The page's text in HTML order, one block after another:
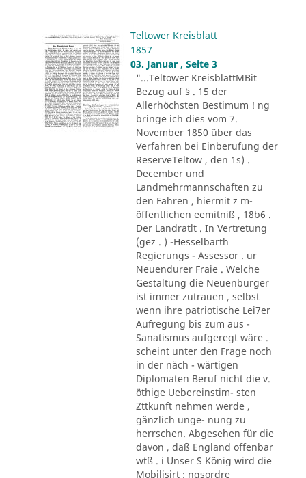
Teltower Kreisblatt
1857
03. Januar , Seite 3
"...Teltower KreisblattMBit
Bezug auf § . 15 der
Allerhöchsten Bestimum ! ng
bringe ich dies vom 7.
November 1850 über das
Verfahren bei Einberufung der
ReserveTeltow , den 1s) .
December und
Landmehrmannschaften zu
den Fahren , hiermit z m-
öffentlichen eemitniß , 18b6 .
Der Landratlt . In Vertretung
(gez . ) -Hesselbarth
Regierungs - Assessor . ur
Neuendurer Fraie . Welche
Gestaltung die Neuenburger
ist immer zutrauen , selbst
wenn ihre patriotische Lei7er
Aufregung bis zum aus -
Sanatismus aufgeregt wäre .
scheint unter den Frage noch
in der näch - wärtigen
Diplomaten Beruf nicht die v.
öthige Uebereinstim- sten
Zttkunft nehmen werde ,
gänzlich unge- nung zu
herrschen. Abgesehen für die
davon , daß England offenbar
wtß . i Unser S König wird die
Mobilisirt : ngsordre